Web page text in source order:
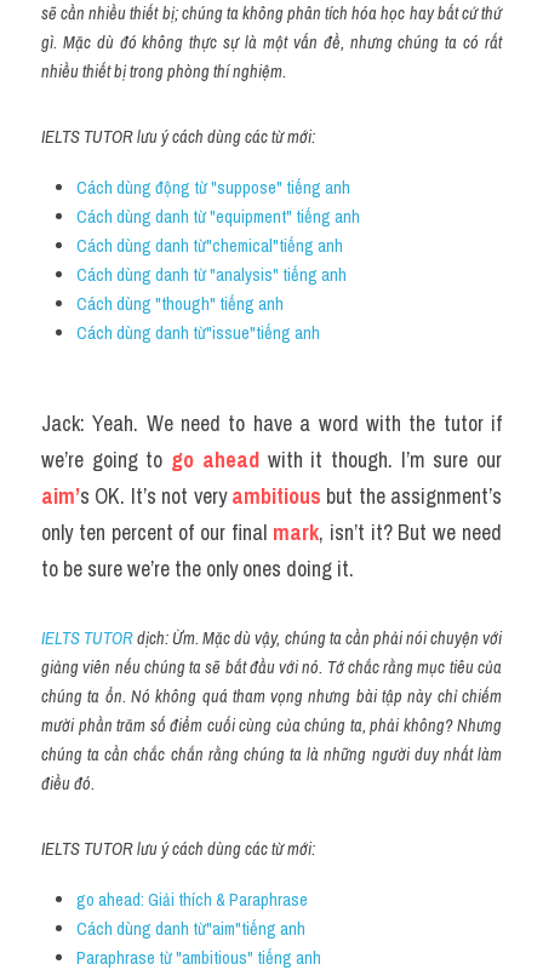
sẽ cần nhiều thiết bị; chúng ta không phân tích hóa học hay bất cứ thứ
gì. Mặc dù đó không thực sự là một vấn đề, nhưng chúng ta có rất
nhiều thiết bị trong phòng thí nghiệm.
IELTS TUTOR lưu ý cách dùng các từ mới:
Cách dùng động từ "suppose" tiếng anh
Cách dùng danh từ "equipment" tiếng anh
Cách dùng danh từ"chemical"tiếng anh
Cách dùng danh từ "analysis" tiếng anh
Cách dùng "though" tiếng anh
Cách dùng danh từ"issue"tiếng anh
Jack: Yeah. We need to have a word with the tutor if
we’re going to go ahead
aim’s OK. It’s not very ambitious but the assignment’s
only ten percent of our final mark, isn’t it? But we need
to be sure we’re the only ones doing it.
IELTS TUTOR dịch: Ừm. Mặc dù vậy, chúng ta cần phải nói chuyện với
giảng viên nếu chúng ta sẽ bắt đầu với nó. Tớ chắc rằng mục tiêu của
chúng ta ổn. Nó không quá tham vọng nhưng bài tập này chỉ chiếm
mười phần trăm số điểm cuối cùng của chúng ta, phải không? Nhưng
chúng ta cần chắc chắn rằng chúng ta là những người duy nhất làm
điều đó.
IELTS TUTOR lưu ý cách dùng các từ mới:
go ahead: Giải thích & Paraphrase
Cách dùng danh từ"aim"tiếng anh
Paraphrase từ "ambitious" tiếng anh